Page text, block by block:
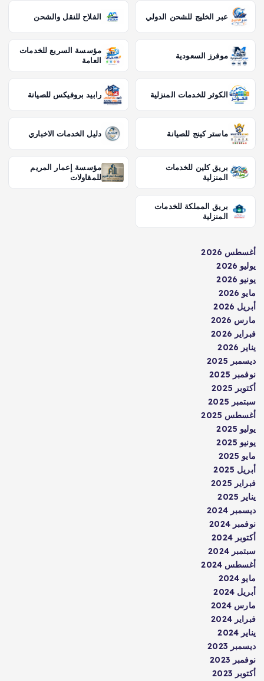
عبر الخليج للشحن الدولي الفلاح للنقل والشحن
موفرز السعودية
مؤسسة السريع للخدمات
العامة
الكوثر للخدمات المنزلية رابيد بروفيكس للصيانة
ماستر كينج للصيانة دليل الخدمات الاخباري
بريق كلين للخدمات
المنزلية
مؤسسة إعمار المريم
للمقاولات
بريق المملكة للخدمات
المنزلية
أغسطس 2026
يوليو 2026
يونيو 2026
مايو 2026
أبريل 2026
مارس 2026
فبراير 2026
يناير 2026
ديسمبر 2025
نوفمبر 2025
أكتوبر 2025
سبتمبر 2025
أغسطس 2025
يوليو 2025
يونيو 2025
مايو 2025
أبريل 2025
فبراير 2025
يناير 2025
ديسمبر 2024
نوفمبر 2024
أكتوبر 2024
سبتمبر 2024
أغسطس 2024
مايو 2024
أبريل 2024
مارس 2024
فبراير 2024
يناير 2024
ديسمبر 2023
نوفمبر 2023
أكتوبر 2023